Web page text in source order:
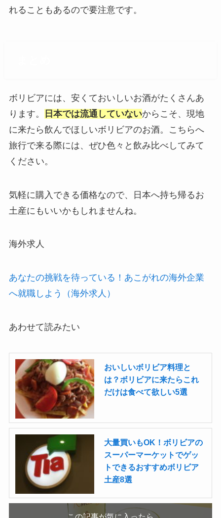
れることもあるので要注意です。
ボリビアには、安くておいしいお酒がたくさんあ
ります。
日本では流通していないからこそ、現地
に来たら飲んでほしいボリビアのお酒。こちらへ
旅行で来る際には、ぜひ色々と飲み比べしてみて
ください。
気軽に購入できる価格なので、日本へ持ち帰るお
土産にもいいかもしれませんね。
海外求人
あなたの挑戦を待っている！あこがれの海外企業
へ就職しよう（海外求人）
あわせて読みたい
おいしいボリビア料理と
は？ボリビアに来たらこれ
だけは食べて欲しい5選
大量買いもOK！ボリビアの
スーパーマーケットでゲッ
トできるおすすめボリビア
土産8選